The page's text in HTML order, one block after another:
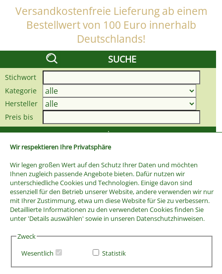
Wir respektieren Ihre Privatsphäre
Wir legen großen Wert auf den Schutz Ihrer Daten und möchten
Ihnen zugleich passende Angebote bieten. Dafür nutzen wir
unterschiedliche Cookies und Technologien. Einige davon sind
essenziell für den Betrieb unserer Website, andere verwenden wir nur
mit Ihrer Zustimmung, etwa um diese Website für Sie zu verbessern.
Detaillierte Informationen zu den verwendeten Cookies finden Sie
unter 'Details auswählen' sowie in unseren Datenschutzhinweisen.
Zweck
Wesentlich
Statistik
Versandkostenfreie Lieferung ab einem
Bestellwert von 100 Euro innerhalb
Deutschlands!
SUCHE
Stichwort
Kategorie
Hersteller
Preis bis
AGB